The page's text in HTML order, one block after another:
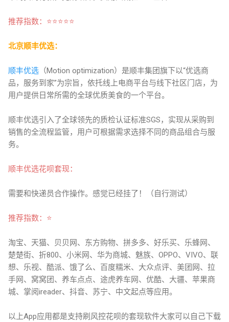
推荐指数：⭐⭐⭐⭐⭐
北京顺丰优选：
顺丰优选 （Motion optimization）是顺丰集团旗下以“优选商
品，服务到家”为宗旨，依托线上电商平台与线下社区门店，为
用户提供日常所需的全球优质美食的一个平台。
顺丰优选引入了全球领先的质检认证标准SGS，实现从采购到
销售的全流程监管，用户可根据需求选择不同的商品组合与服
务。
顺丰优选花呗套现：
需要和快递员合作操作。感觉已经挂了！（自行测试）
推荐指数：⭐
淘宝、天猫、贝贝网、东方购物、拼多多、好乐买、乐蜂网、
楚楚街、折800、小米网、华为商城、魅族、OPPO、VIVO、联
想、乐视、酷派、饿了么、百度糯米、大众点评、美团网、拉
手网、窝窝团、养车点点、途虎养车网、优酷、大疆、苹果商
城、掌阅ireader、抖音、苏宁、中文起点等应用。
以上App应用都是支持刷风控花呗的套现软件大家可以自己下载